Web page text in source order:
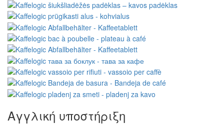
Αγγλική υποστήριξη